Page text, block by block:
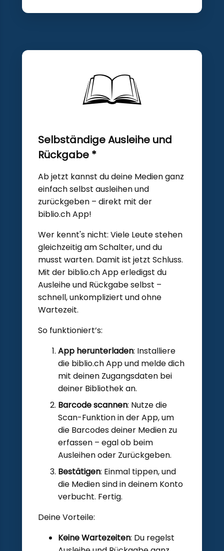
Selbständige Ausleihe und
Rückgabe *
Ab jetzt kannst du deine Medien ganz
einfach selbst ausleihen und
zurückgeben – direkt mit der
biblio.ch App!
Wer kennt's nicht: Viele Leute stehen
gleichzeitig am Schalter, und du
musst warten. Damit ist jetzt Schluss.
Mit der biblio.ch App erledigst du
Ausleihe und Rückgabe selbst –
schnell, unkompliziert und ohne
Wartezeit.
So funktioniert’s:
App herunterladen: Installiere
die biblio.ch App und melde dich
mit deinen Zugangsdaten bei
deiner Bibliothek an.
Barcode scannen: Nutze die
Scan-Funktion in der App, um
die Barcodes deiner Medien zu
erfassen – egal ob beim
Ausleihen oder Zurückgeben.
Bestätigen: Einmal tippen, und
die Medien sind in deinem Konto
verbucht. Fertig.
Deine Vorteile:
Keine Wartezeiten: Du regelst